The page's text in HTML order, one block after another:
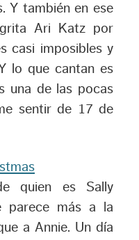
Y también en ese
Ari Katz por
casi imposibles y
lo que cantan es
una de las pocas
sentir de 17 de
quien es Sally
parece más a la
a Annie. Un día